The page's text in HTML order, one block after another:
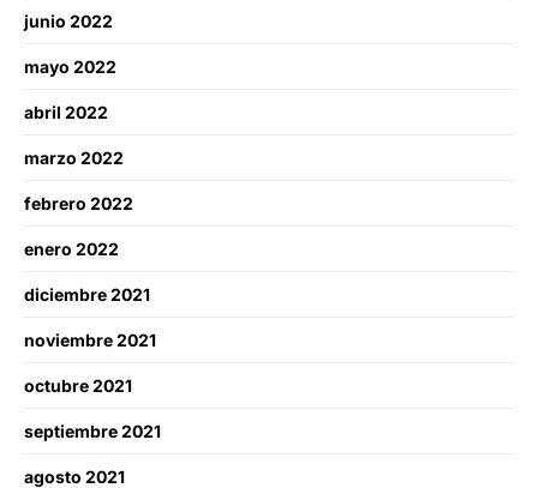
junio 2022
mayo 2022
abril 2022
marzo 2022
febrero 2022
enero 2022
diciembre 2021
noviembre 2021
octubre 2021
septiembre 2021
agosto 2021